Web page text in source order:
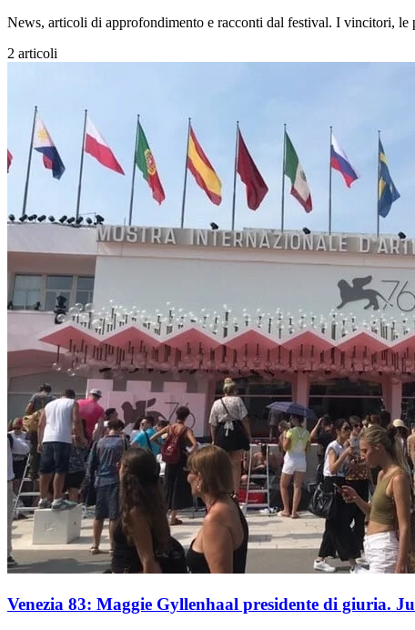
News, articoli di approfondimento e racconti dal festival. I vincitori, le
2 articoli
Venezia 83: Maggie Gyllenhaal presidente di giuria.